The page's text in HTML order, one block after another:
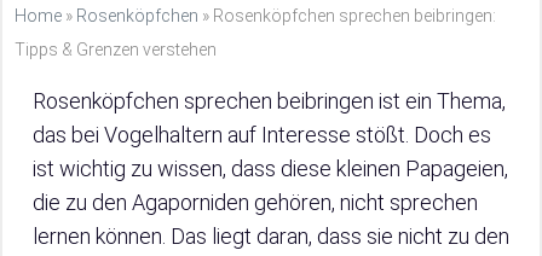
Home » Rosenköpfchen » Rosenköpfchen sprechen beibringen:
Tipps & Grenzen verstehen
Rosenköpfchen sprechen beibringen ist ein Thema,
das bei Vogelhaltern auf Interesse stößt. Doch es
ist wichtig zu wissen, dass diese kleinen Papageien,
die zu den Agaporniden gehören, nicht sprechen
lernen können. Das liegt daran, dass sie nicht zu den